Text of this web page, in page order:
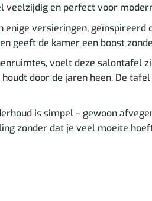
veelzijdig en perfect voor
enige versieringen,
geeft de kamer een boost
voelt deze salontafel
door de jaren heen. De
is simpel – gewoon
zonder dat je veel moeite